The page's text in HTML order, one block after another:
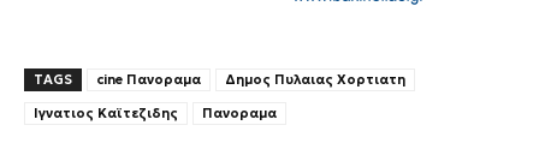
TAGS cine Πανοραμα
Δημος Πυλαιας Χορτιατη
Ιγνατιος Καϊτεζιδης
Πανοραμα